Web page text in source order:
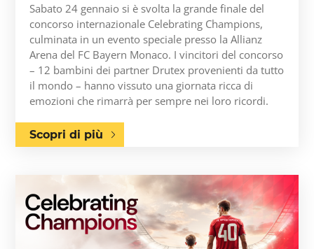
Sabato 24 gennaio si è svolta la grande finale del
concorso internazionale Celebrating Champions,
culminata in un evento speciale presso la Allianz
Arena del FC Bayern Monaco. I vincitori del concorso
– 12 bambini dei partner Drutex provenienti da tutto
il mondo – hanno vissuto una giornata ricca di
emozioni che rimarrà per sempre nei loro ricordi.
Scopri di più